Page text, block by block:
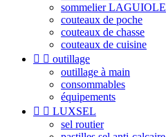
sommelier LAGUIOLE
couteaux de poche
couteaux de chasse
couteaux de cuisine
  outillage
outillage à main
consommables
équipements
  LUXSEL
sel routier